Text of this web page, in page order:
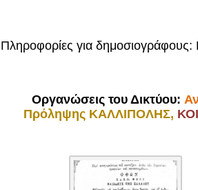
Πληροφορίες για
Οργανώσεις του Δικτύου:
Πρόληψης ΚΑΛΛΙΠΟΛΗΣ,